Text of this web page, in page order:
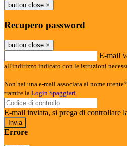
button close ×
Recupero password
button close ×
E-mail
all'indirizzo indicato con le istruzioni
Non hai una e-mail associata al nome
tramite la Login Spaggiari
E-mail inviata, si prega di controllare
Errore